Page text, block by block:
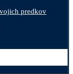
predkov